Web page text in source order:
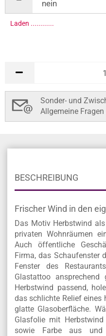
Laden .............
Sonder- und
Allgemeine
BESCHREIBUNG
Frischer Wind in den
Das Motiv Herbstwind
privaten Wohnräumen
Auch öffentliche
Firma, das Schaufenster
Fenster des
Glastattoo ansprechend
Herbstwind passend,
das schlichte Relief eines
glatte Glasoberfläche.
Glasfolie mit
sowie Farbe aus